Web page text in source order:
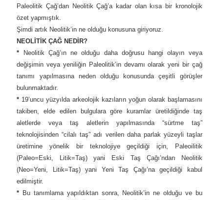
Paleolitik Çağ’dan Neolitik Çağ’a kadar olan kısa bir kronolojik
özet yapmıştık.
Şimdi artık Neolitik’in ne olduğu konusuna giriyoruz.
NEOLİTİK ÇAĞ NEDİR?
*
Neolitik Çağ’ın ne olduğu daha doğrusu hangi olayın veya
değişimin veya yeniliğin Paleolitik’in devamı olarak yeni bir çağ
tanımı yapılmasına neden olduğu konusunda çeşitli görüşler
bulunmaktadır.
* 19’uncu yüzyılda arkeolojik kazıların yoğun olarak başlamasını
takiben, elde edilen bulgulara göre kuramlar üretildiğinde taş
aletlerde veya taş aletlerin yapılmasında “sürtme taş”
teknolojisinden “cilalı taş” adı verilen daha parlak yüzeyli taşlar
üretimine yönelik bir teknolojiye geçildiği için, Paleoilitik
(Paleo=Eski, Litik=Taş) yani Eski Taş Çağı’ndan Neolitik
(Neo=Yeni, Litik=Taş) yani Yeni Taş Çağı’na geçildiği kabul
edilmiştir.
* Bu tanımlama yapıldıktan sonra, Neolitik’in ne olduğu ve bu